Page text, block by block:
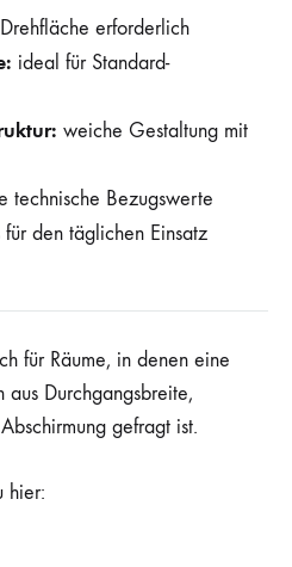
erforderlich
ideal für Standard-
weiche Gestaltung mit
technische Bezugswerte
für den täglichen Einsatz
für Räume, in denen eine
Durchgangsbreite,
gefragt ist.
hier: